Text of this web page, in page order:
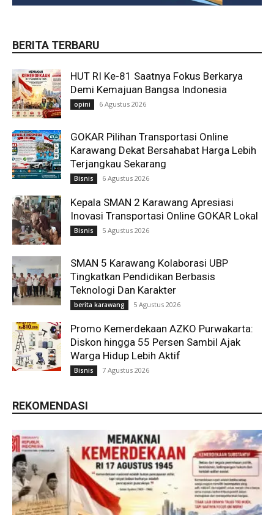
BERITA TERBARU
HUT RI Ke-81 Saatnya Fokus Berkarya
Demi Kemajuan Bangsa Indonesia
opini 6 Agustus 2026
GOKAR Pilihan Transportasi Online
Karawang Dekat Bersahabat Harga Lebih
Terjangkau Sekarang
Bisnis 6 Agustus 2026
Kepala SMAN 2 Karawang Apresiasi
Inovasi Transportasi Online GOKAR Lokal
Bisnis 5 Agustus 2026
SMAN 5 Karawang Kolaborasi UBP
Tingkatkan Pendidikan Berbasis
Teknologi Dan Karakter
berita karawang 5 Agustus 2026
Promo Kemerdekaan AZKO Purwakarta:
Diskon hingga 55 Persen Sambil Ajak
Warga Hidup Lebih Aktif
Bisnis 7 Agustus 2026
REKOMENDASI